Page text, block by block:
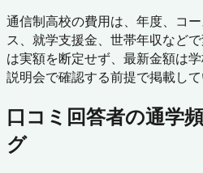
通信制高校の費用は、年度、コ
ス、就学支援金、世帯年収など
は実額を断定せず、最新金額は
説明会で確認する前提で掲載して
口コミ回答者の通学
グ